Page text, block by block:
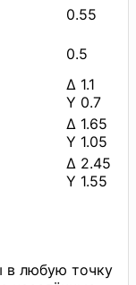
0.55
0.5
∆ 1.1
Y 0.7
∆ 1.65
Y 1.05
∆ 2.45
Y 1.55